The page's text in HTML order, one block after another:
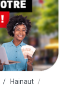
Hainaut